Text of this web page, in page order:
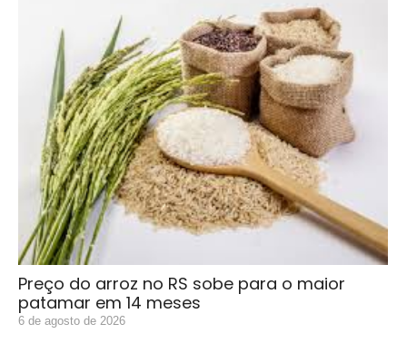
Preço do arroz no RS sobe para o maior
patamar em 14 meses
6 de agosto de 2026